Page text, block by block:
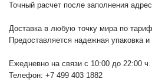
Точный расчет после заполнения
Доставка в любую точку мира по
Предоставляется надежная упаковка
Ежедневно на связи с 10:00 до 22:00
Телефон: +7 499 403 1882